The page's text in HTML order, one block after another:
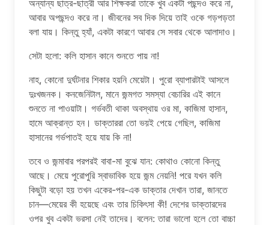
অন্যান্য ছাত্র-ছাত্রী আর শিক্ষকরা তাকে খুব একটা পছন্দও করে না,
আবার অপছন্দও করে না। জীবনের সব দিক দিয়ে তাই ওকে গড়পড়তা
বলা যায়। কিন্তু হ্যাঁ, একটা কারণে আবার সে সবার থেকে আলাদাও।
সেটা হলো: কলি হাসান কানে শুনতে পায় না!
নাহ, কোনো দুর্ঘটনার শিকার হয়নি মেয়েটা। পুরো ব্যাপারটাই আসলে
দুঃখজনক। কনজেনিটাল, মানে জন্মগত সমস্যা বেচারির এই কানে
শুনতে না পাওয়াটা। গর্ভবতী থাকা অবস্থায় ওর মা, কাজিমা হাসান,
হামে আক্রান্ত হন। ডাক্তাররা তো ভয়ই পেয়ে গেছিল, কাজিমা
হাসানের গর্ভপাতই হয়ে যায় কি না!
তবে ও জন্মাবার পরপরই বাবা-মা বুঝে যান: কোথাও কোনো কিন্তু
আছে। মেয়ে পুরোপুরি স্বাভাবিক হয়ে জন্ম নেয়নি! পরে যখন কলি
কিছুটা বড়ো হয় তখন একের-পর-এক ডাক্তার দেখান তারা, জানতে
চান—মেয়ের কী হয়েছে এবং তার চিকিৎসা কী! দেশের ডাক্তারদের
ওপর খুব একটা ভরসা নেই তাদের। বলেন: তারা ভালো হলে তো বাচ্চা